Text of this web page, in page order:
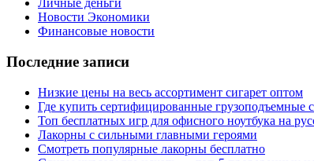
Личные деньги
Новости Экономики
Финансовые новости
Последние записи
Низкие цены на весь ассортимент сигарет оптом
Где купить сертифицированные грузоподъемные
Топ бесплатных игр для офисного ноутбука на
Лакорны с сильными главными героями
Смотреть популярные лакорны бесплатно